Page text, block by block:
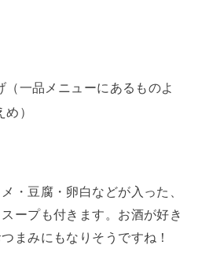
（一品メニューにあるものよ
）
・豆腐・卵白などが入った、
ープも付きます。お酒が好き
まみにもなりそうですね！